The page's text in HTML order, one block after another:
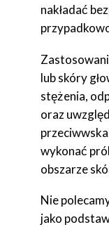
nakładać
lub skóry
stężenia,
oraz
wykonać
obszarze
Nie
jako